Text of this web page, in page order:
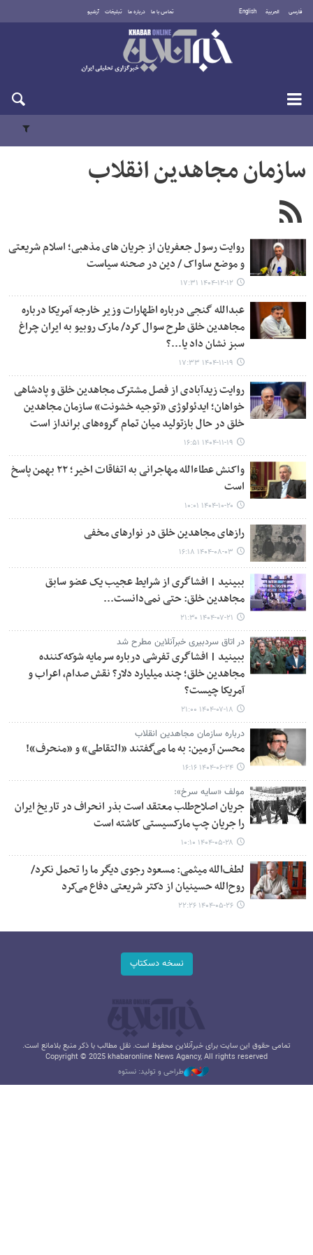
فارسی العربية English تماس با ما درباره ما تبلیغات آرشیو
یکشنبه ۱۸ مرداد ۱۴۰۵
سازمان مجاهدین انقلاب
روایت رسول جعفریان از جریان های مذهبی؛ اسلام شریعتی
و موضع ساواک / دین در صحنه سیاست
۱۴۰۴-۱۲-۱۲ ۱۷:۳۱
عبدالله گنجی درباره اظهارات وزیر خارجه آمریکا درباره
مجاهدین خلق طرح سوال کرد/ مارک روبیو به ایران چراغ
سبز نشان داد یا...؟
۱۴۰۴-۱۱-۱۹ ۱۷:۳۳
روایت زیدآبادی از فصل مشترک مجاهدین خلق و پادشاهی
خواهان؛ ایدئولوژی «توجیه خشونت» سازمان مجاهدین
خلق در حال بازتولید میان تمام گروه‌های برانداز است
۱۴۰۴-۱۱-۱۹ ۱۶:۵۱
واکنش عطاءالله مهاجرانی به اتفاقات اخیر؛ ۲۲ بهمن پاسخ
است
۱۴۰۴-۱۰-۲۰ ۱۰:۰۱
رازهای مجاهدین خلق در نوارهای مخفی
۱۴۰۴-۰۸-۰۳ ۱۶:۱۸
ببینید | افشاگری از شرایط عجیب یک عضو سابق
مجاهدین خلق: حتی نمی‌دانست...
۱۴۰۴-۰۷-۲۱ ۲۱:۳۰
در اتاق سردبیری خبرآنلاین مطرح شد
ببینید | افشاگری تفرشی درباره سرمایه شوکه‌کننده
مجاهدین خلق؛ چند میلیارد دلار؟ نقش صدام، اعراب و
آمریکا چیست؟
۱۴۰۴-۰۷-۱۸ ۲۱:۰۰
درباره سازمان مجاهدین انقلاب
محسن آرمین: به ما می‌گفتند «التقاطی» و «منحرف»!
۱۴۰۴-۰۶-۲۴ ۱۶:۱۶
مولف «سایه سرخ»:
جریان اصلاح‌طلب معتقد است بذر انحراف در تاریخ ایران
را جریان چپ مارکسیستی کاشته است
۱۴۰۴-۰۵-۲۸ ۱۰:۱۰
لطف‌الله میثمی: مسعود رجوی دیگر ما را تحمل نکرد/
روح‌الله حسینیان از دکتر شریعتی دفاع می‌کرد
۱۴۰۴-۰۵-۲۶ ۲۲:۲۶
نسخه دسکتاپ
تمامی حقوق این سایت برای خبرآنلاین محفوظ است. نقل مطالب با ذکر منبع بلامانع است.
Copyright © 2025 khabaronline News Agancy, All rights reserved
طراحی و تولید: نستوه